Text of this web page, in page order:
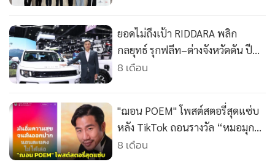
• การเมือง
• ท่องเที่ยว
• กีฬา
• ต่างประเทศ
• Special Scoop
• เศรษฐกิจ-ธุรกิจ
จีน
• ชุมชน-คุณภาพชีวิต
• อาชญากรรม
ยอดไม่ถึงเป้า RIDDARA พลิก
กลยุทธ์ รุกฟลีท–ต่างจังหวัดดัน ปี
2569โตพุ่ง
8 เดือน
"ฌอน POEM" โพสต์สตอรี่สุดแซ่บ
หลัง TikTok ถอนรางวัล “หมอมุก
กินเค้ก”
8 เดือน